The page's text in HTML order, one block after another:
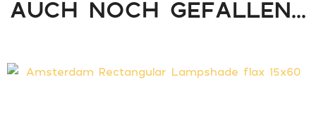
AUCH NOCH GEFALLEN...